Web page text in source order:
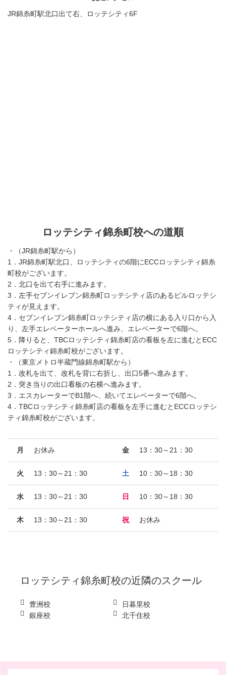
JR錦糸町駅北口出て右、ロッテシティ6F
ロッテシティ錦糸町校への道順
・（JR錦糸町駅から）
1．JR錦糸町駅北口、ロッテシティの6階にECCロッテシティ錦糸
町校がございます。
2．北口を出て右手に進みます。
3．左手セブンイレブン錦糸町ロッテシティ店のあるビルロッテシ
ティが見えます。
4．セブンイレブン錦糸町ロッテシティ店の横にある入り口から入
り、左手エレベーターホールへ進み、エレベーターで6階へ。
5．降りると、TBCロッテシティ錦糸町店の看板を左に進むとECC
ロッテシティ錦糸町校がございます。
・（東京メトロ半蔵門線錦糸町駅から）
1．改札を出て、改札を背に右折し、出口5番へ進みます。
2．突き当りの出口看板の右横へ進みます。
3．エスカレーターでB1階へ、続いてエレベーターで6階へ。
4．TBCロッテシティ錦糸町店の看板を左手に進むとECCロッテシ
ティ錦糸町校がございます。
月 お休み
火 13：30～21：30
水 13：30～21：30
木 13：30～21：30
金 13：30～21：30
土 10：30～18：30
日 10：30～18：30
祝 お休み
ロッテシティ錦糸町校の近隣のスクール
豊洲校
日暮里校
銀座校
北千住校